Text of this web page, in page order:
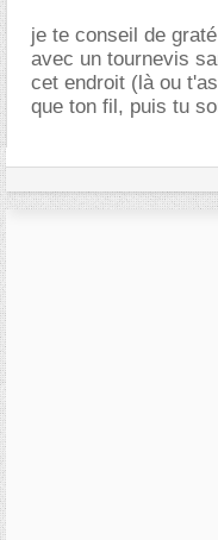
je te conseil de
avec un tournevis
cet endroit (là ou
que ton fil, puis tu